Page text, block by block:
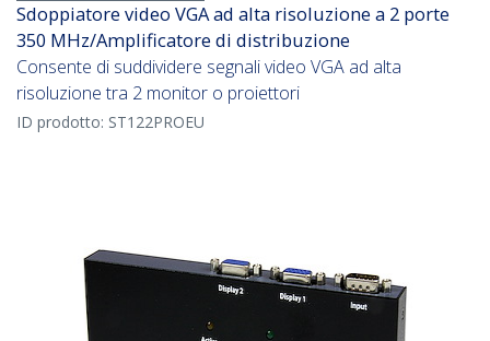
Sdoppiatore video VGA ad alta risoluzione a 2 porte
350 MHz/Amplificatore di distribuzione
Consente di suddividere segnali video VGA ad alta
risoluzione tra 2 monitor o proiettori
ID prodotto: ST122PROEU